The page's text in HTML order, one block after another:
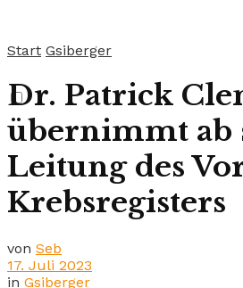
Start Gsiberger
Dr. Patrick
übernimmt ab
Leitung des
Krebsregisters
von Seb
17. Juli 2023
in Gsiberger